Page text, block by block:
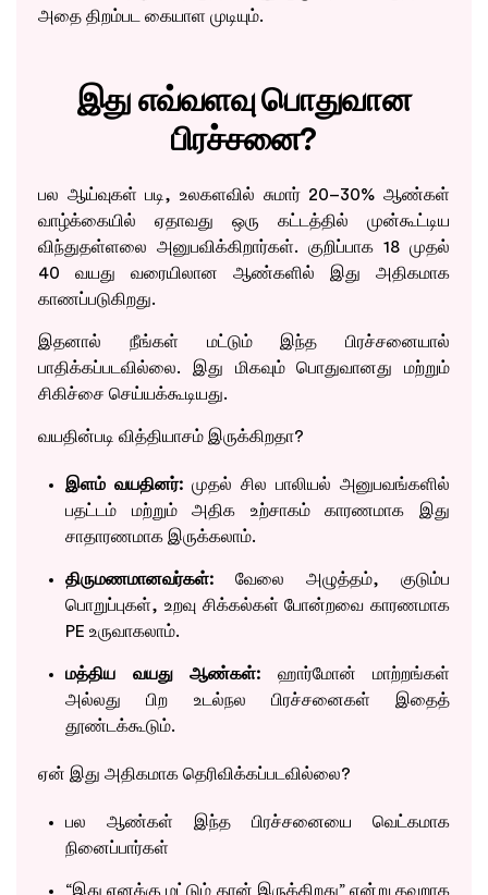
அதை திறம்பட கையாள முடியும்.
இது எவ்வளவு பொதுவான
பிரச்சனை?
பல ஆய்வுகள் படி, உலகளவில் சுமார் 20–30% ஆண்கள்
வாழ்க்கையில் ஏதாவது ஒரு கட்டத்தில் முன்கூட்டிய
விந்துதள்ளலை அனுபவிக்கிறார்கள். குறிப்பாக 18 முதல்
40 வயது வரையிலான ஆண்களில் இது அதிகமாக
காணப்படுகிறது.
இதனால் நீங்கள் மட்டும் இந்த பிரச்சனையால்
பாதிக்கப்படவில்லை. இது மிகவும் பொதுவானது மற்றும்
சிகிச்சை செய்யக்கூடியது.
வயதின்படி வித்தியாசம் இருக்கிறதா?
இளம் வயதினர்: முதல் சில பாலியல் அனுபவங்களில்
பதட்டம் மற்றும் அதிக உற்சாகம் காரணமாக இது
சாதாரணமாக இருக்கலாம்.
திருமணமானவர்கள்: வேலை அழுத்தம், குடும்ப
பொறுப்புகள், உறவு சிக்கல்கள் போன்றவை காரணமாக
PE உருவாகலாம்.
மத்திய வயது ஆண்கள்: ஹார்மோன் மாற்றங்கள்
அல்லது பிற உடல்நல பிரச்சனைகள் இதைத்
தூண்டக்கூடும்.
ஏன் இது அதிகமாக தெரிவிக்கப்படவில்லை?
பல ஆண்கள் இந்த பிரச்சனையை வெட்கமாக
நினைப்பார்கள்
“இது எனக்கு மட்டும் தான் இருக்கிறது” என்று தவறாக